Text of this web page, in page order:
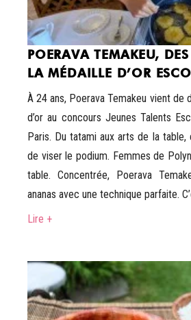
POERAVA TEMAKEU,
LA MÉDAILLE D’OR
À 24 ans, Poerava Temakeu vient de
d’or au concours Jeunes Talents
Paris. Du tatami aux arts de la table,
de viser le podium. Femmes de
table. Concentrée, Poerava
ananas avec une technique parfaite.
Lire +